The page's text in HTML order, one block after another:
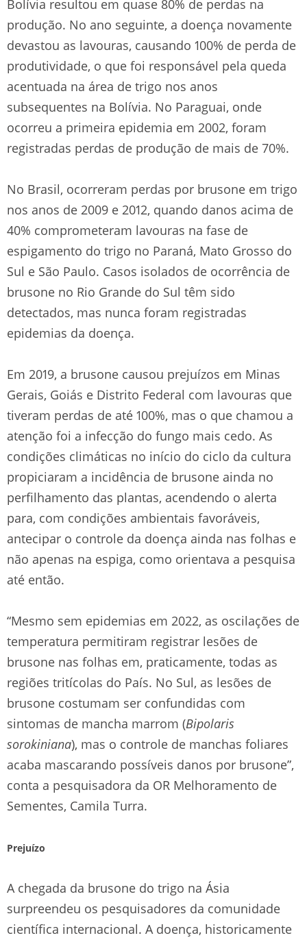
Bolívia resultou em quase 80% de perdas na
produção. No ano seguinte, a doença novamente
devastou as lavouras, causando 100% de perda de
produtividade, o que foi responsável pela queda
acentuada na área de trigo nos anos
subsequentes na Bolívia. No Paraguai, onde
ocorreu a primeira epidemia em 2002, foram
registradas perdas de produção de mais de 70%.
No Brasil, ocorreram perdas por brusone em trigo
nos anos de 2009 e 2012, quando danos acima de
40% comprometeram lavouras na fase de
espigamento do trigo no Paraná, Mato Grosso do
Sul e São Paulo. Casos isolados de ocorrência de
brusone no Rio Grande do Sul têm sido
detectados, mas nunca foram registradas
epidemias da doença.
Em 2019, a brusone causou prejuízos em Minas
Gerais, Goiás e Distrito Federal com lavouras que
tiveram perdas de até 100%, mas o que chamou a
atenção foi a infecção do fungo mais cedo. As
condições climáticas no início do ciclo da cultura
propiciaram a incidência de brusone ainda no
perfilhamento das plantas, acendendo o alerta
para, com condições ambientais favoráveis,
antecipar o controle da doença ainda nas folhas e
não apenas na espiga, como orientava a pesquisa
até então.
“Mesmo sem epidemias em 2022, as oscilações de
temperatura permitiram registrar lesões de
brusone nas folhas em, praticamente, todas as
regiões tritícolas do País. No Sul, as lesões de
brusone costumam ser confundidas com
sintomas de mancha marrom (Bipolaris
sorokiniana), mas o controle de manchas foliares
acaba mascarando possíveis danos por brusone”,
conta a pesquisadora da OR Melhoramento de
Sementes, Camila Turra.
Prejuízo
A chegada da brusone do trigo na Ásia
surpreendeu os pesquisadores da comunidade
científica internacional. A doença, historicamente